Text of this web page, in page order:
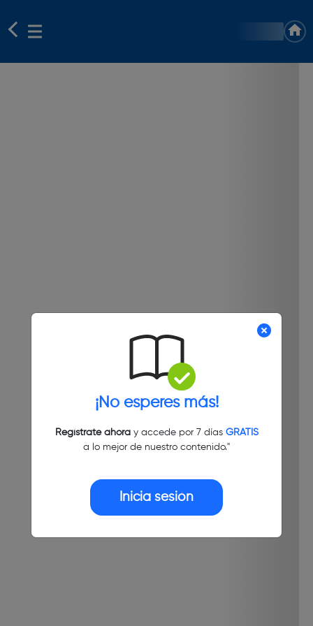
¡No esperes más!
Regístrate ahoray accede por 7 días GRATIS
a lo mejor de nuestro contenido."
Inicia sesión